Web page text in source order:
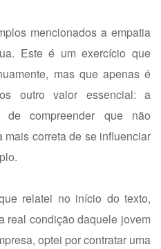
mencionados a empatia
Este é um exercício que
mas que apenas é
outro valor essencial: a
de compreender que não
correta de se influenciar
relatei no início do texto,
real condição daquele jovem
optei por contratar uma